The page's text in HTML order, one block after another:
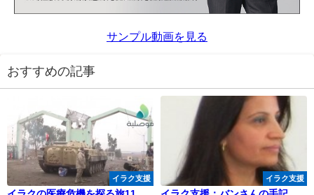
サンプル動画を見る
おすすめの記事
イラク支援 イラク支援